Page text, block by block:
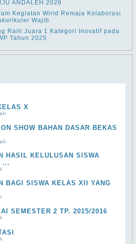
ANDALEH 2026
Kegiatan Wirid Remaja Kolaborasi
Wajib
Raih Juara 1 Kategori Inovatif pada
Tahun 2025
X
SHOW BAHAN DASAR BEKAS
HASIL KELULUSAN SISWA
...
BAGI SISWA KELAS XII YANG
SEMESTER 2 TP. 2015/2016